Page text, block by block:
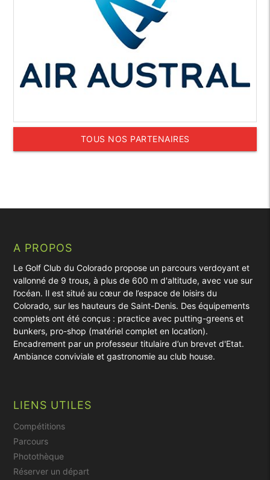
TOUS NOS PARTENAIRES
A PROPOS
Le Golf Club du Colorado propose un parcours verdoyant et
vallonné de 9 trous, à plus de 600 m d'altitude, avec vue sur
l’océan. Il est situé au cœur de l’espace de loisirs du
Colorado, sur les hauteurs de Saint-Denis. Des équipements
complets ont été conçus : practice avec putting-greens et
bunkers, pro-shop (matériel complet en location).
Encadrement par un professeur titulaire d’un brevet d'Etat.
Ambiance conviviale et gastronomie au club house.
LIENS UTILES
Compétitions
Parcours
Photothèque
Réserver un départ